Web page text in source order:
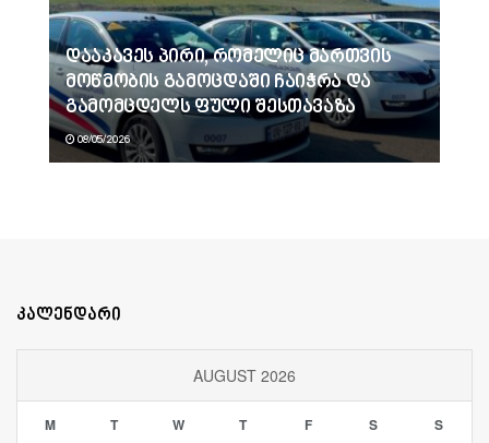
დააკავეს პირი, რომელიც მართვის
მოწმობის გამოცდაში ჩაიჭრა და
გამომცდელს ფული შესთავაზა
08/05/2026
კალენდარი
AUGUST 2026
M T W T F S S